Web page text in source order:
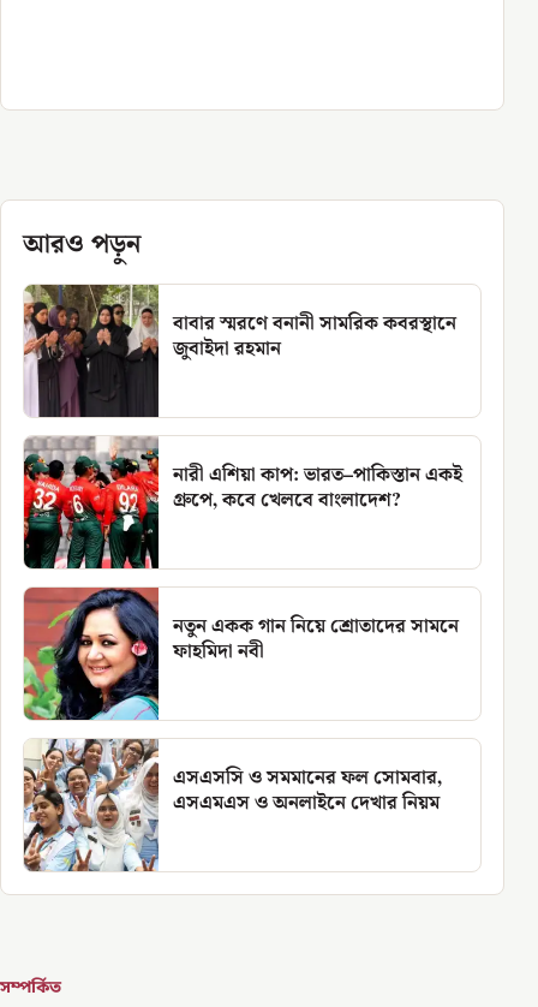
আরও পড়ুন
বাবার স্মরণে বনানী সামরিক কবরস্থানে
জুবাইদা রহমান
নারী এশিয়া কাপ: ভারত–পাকিস্তান একই
গ্রুপে, কবে খেলবে বাংলাদেশ?
নতুন একক গান নিয়ে শ্রোতাদের সামনে
ফাহমিদা নবী
এসএসসি ও সমমানের ফল সোমবার,
এসএমএস ও অনলাইনে দেখার নিয়ম
সম্পর্কিত